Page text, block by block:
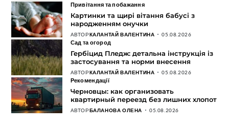
Привітання та побажання
Картинки та щирі вітання бабусі з
народженням онучки
АВТОРКАЛАНТАЙ ВАЛЕНТИНА 05.08.2026
Сад та огород
Гербіцид Пледж: детальна інструкція із
застосування та норми внесення
АВТОРКАЛАНТАЙ ВАЛЕНТИНА 05.08.2026
Рекомендації
Черновцы: как организовать
квартирный переезд без лишних хлопот
АВТОРБАЛАНОВА ОЛЕНА 05.08.2026